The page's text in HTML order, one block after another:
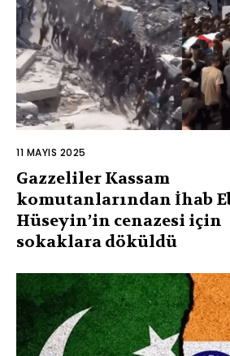
11 MAYIS 2025
Gazzeliler Kassam
komutanlarından İhab
Hüseyin’in cenazesi için
sokaklara döküldü